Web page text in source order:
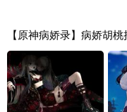
【原神病娇录】病娇胡